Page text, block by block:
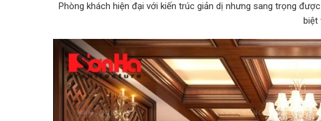
Phòng khách hiện đại với kiến trúc giản dị nhưng sang trọng
biệt